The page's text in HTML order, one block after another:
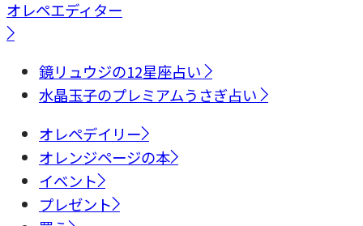
オレペエディター
鏡リュウジの12星座占い
水晶玉子のプレミアムうさぎ占い
オレペデイリー
オレンジページの本
イベント
プレゼント